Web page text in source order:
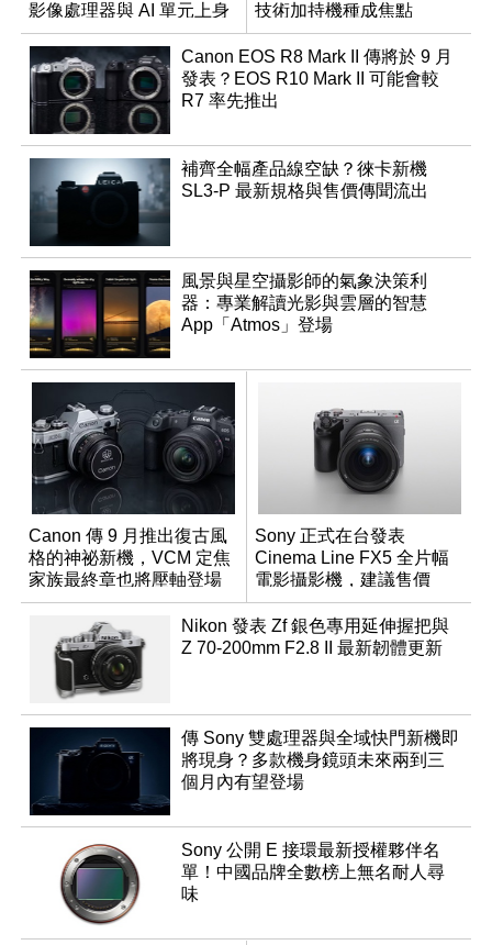
影像處理器與 AI 單元上身
技術加持機種成焦點
Canon EOS R8 Mark II 傳將於 9 月
發表？EOS R10 Mark II 可能會較
R7 率先推出
補齊全幅產品線空缺？徠卡新機
SL3-P 最新規格與售價傳聞流出
風景與星空攝影師的氣象決策利
器：專業解讀光影與雲層的智慧
App「Atmos」登場
Canon 傳 9 月推出復古風
格的神祕新機，VCM 定焦
家族最終章也將壓軸登場
Sony 正式在台發表
Cinema Line FX5 全片幅
電影攝影機，建議售價
NT$144,980
Nikon 發表 Zf 銀色專用延伸握把與
Z 70-200mm F2.8 II 最新韌體更新
傳 Sony 雙處理器與全域快門新機即
將現身？多款機身鏡頭未來兩到三
個月內有望登場
Sony 公開 E 接環最新授權夥伴名
單！中國品牌全數榜上無名耐人尋
味